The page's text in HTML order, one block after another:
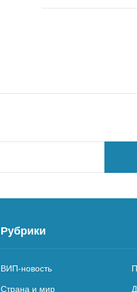
Рубрики
ВИП-новость
Страна и мир